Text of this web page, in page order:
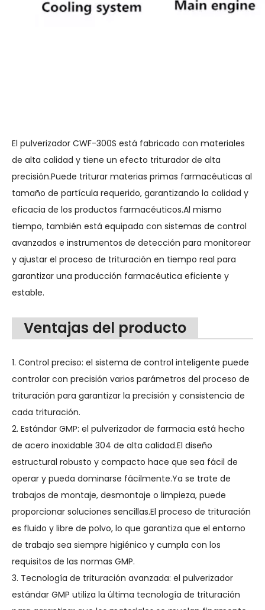
El pulverizador CWF-300S está fabricado con materiales
de alta calidad y tiene un efecto triturador de alta
precisión.Puede triturar materias primas farmacéuticas al
tamaño de partícula requerido, garantizando la calidad y
eficacia de los productos farmacéuticos.Al mismo
tiempo, también está equipada con sistemas de control
avanzados e instrumentos de detección para monitorear
y ajustar el proceso de trituración en tiempo real para
garantizar una producción farmacéutica eficiente y
estable.
Ventajas del producto
1. Control preciso: el sistema de control inteligente puede
controlar con precisión varios parámetros del proceso de
trituración para garantizar la precisión y consistencia de
cada trituración.
2. Estándar GMP: el pulverizador de farmacia está hecho
de acero inoxidable 304 de alta calidad.El diseño
estructural robusto y compacto hace que sea fácil de
operar y pueda dominarse fácilmente.Ya se trate de
trabajos de montaje, desmontaje o limpieza, puede
proporcionar soluciones sencillas.El proceso de trituración
es fluido y libre de polvo, lo que garantiza que el entorno
de trabajo sea siempre higiénico y cumpla con los
requisitos de las normas GMP.
3. Tecnología de trituración avanzada: el pulverizador
estándar GMP utiliza la última tecnología de trituración